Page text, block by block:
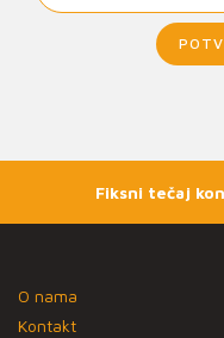
Fiksni tečaj
O nama
Kontakt